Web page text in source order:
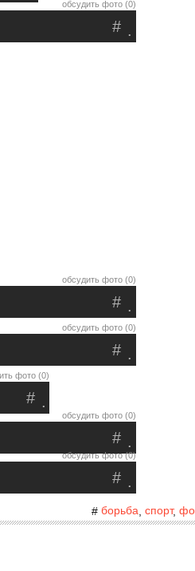
обсудить фото (0)
.
#
обсудить фото (0)
.
#
обсудить фото (0)
.
#
фото (0)
.
#
обсудить фото (0)
.
#
обсудить фото (0)
.
#
# борьба спорт,